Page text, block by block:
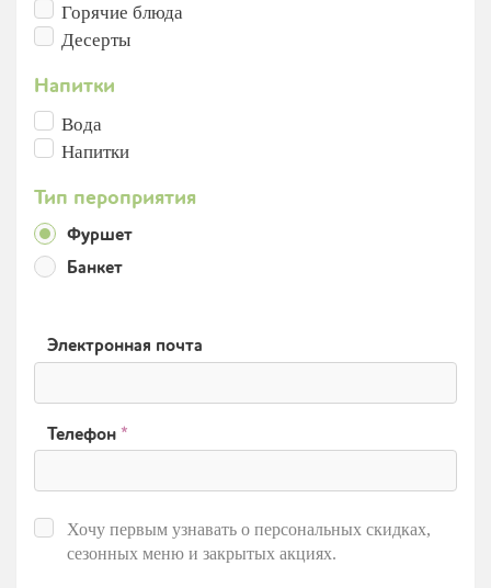
Горячие блюда
Десерты
Напитки
Вода
Напитки
Тип пероприятия
Фуршет
Банкет
Электронная почта
Телефон *
Хочу первым узнавать о персональных скидках,
сезонных меню и закрытых акциях.